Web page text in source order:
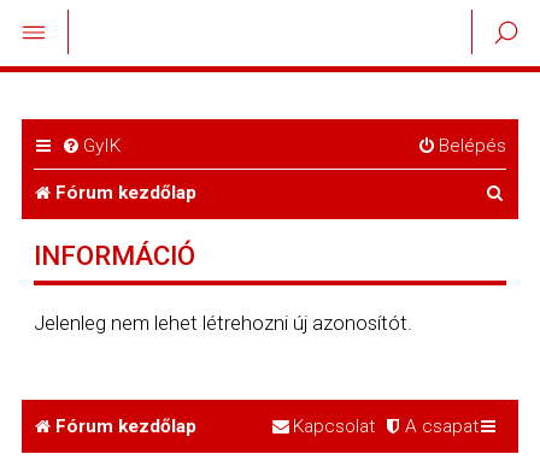
GyIK Belépés
Fórum kezdőlap
INFORMÁCIÓ
Jelenleg nem lehet létrehozni új azonosítót.
Fórum kezdőlap A csapat
Kapcsolat